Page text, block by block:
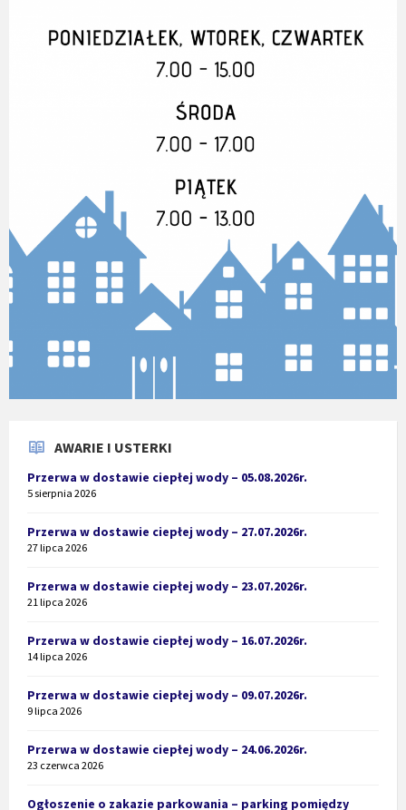
AWARIE I USTERKI
Przerwa w dostawie ciepłej wody – 05.08.2026r.
5 sierpnia 2026
Przerwa w dostawie ciepłej wody – 27.07.2026r.
27 lipca 2026
Przerwa w dostawie ciepłej wody – 23.07.2026r.
21 lipca 2026
Przerwa w dostawie ciepłej wody – 16.07.2026r.
14 lipca 2026
Przerwa w dostawie ciepłej wody – 09.07.2026r.
9 lipca 2026
Przerwa w dostawie ciepłej wody – 24.06.2026r.
23 czerwca 2026
Ogłoszenie o zakazie parkowania – parking pomiędzy